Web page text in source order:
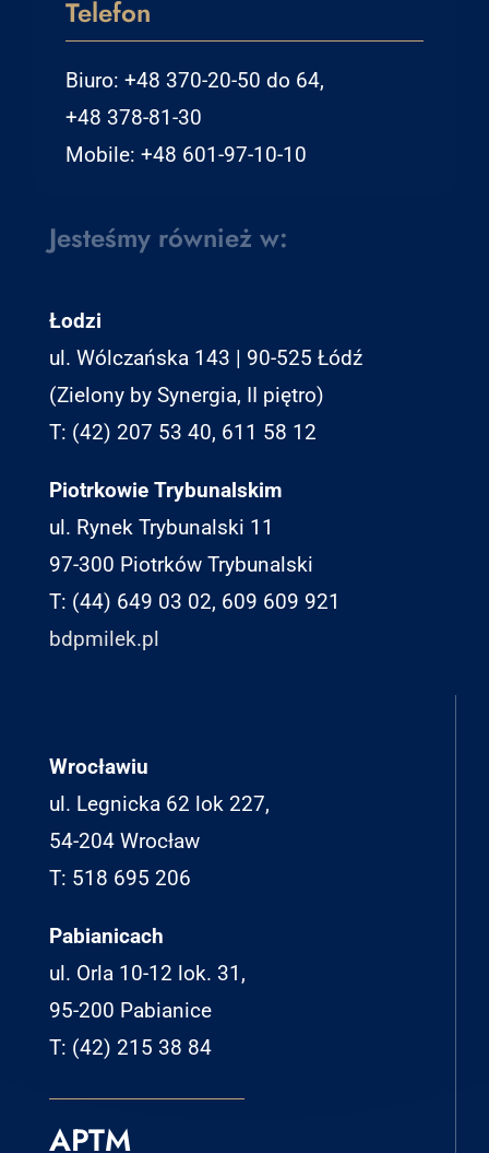
Telefon
Biuro: +48 370-20-50 do 64,
+48 378-81-30
Mobile: +48 601-97-10-10
Jesteśmy również w:
Łodzi
ul. Wólczańska 143 | 90-525 Łódź
(Zielony by Synergia, II piętro)
T: (42) 207 53 40, 611 58 12
Piotrkowie Trybunalskim
ul. Rynek Trybunalski 11
97-300 Piotrków Trybunalski
T: (44) 649 03 02, 609 609 921
bdpmilek.pl
Wrocławiu
ul. Legnicka 62 lok 227,
54-204 Wrocław
T: 518 695 206
Pabianicach
ul. Orla 10-12 lok. 31,
95-200 Pabianice
T: (42) 215 38 84
APTM